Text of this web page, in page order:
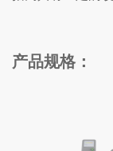
产品规格：